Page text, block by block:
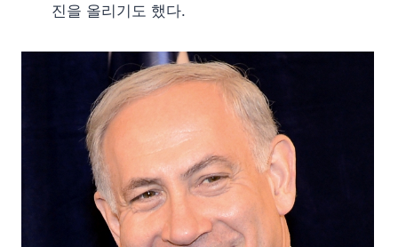
진을 올리기도 했다.